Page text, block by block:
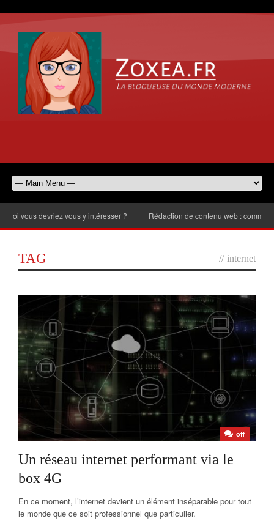
devriez vous y intéresser ? Rédaction de contenu web : comment
TAG // internet
off
Un réseau internet performant via le
box 4G
En ce moment, l’internet devient un élément inséparable pour tout
le monde que ce soit professionnel que particulier.